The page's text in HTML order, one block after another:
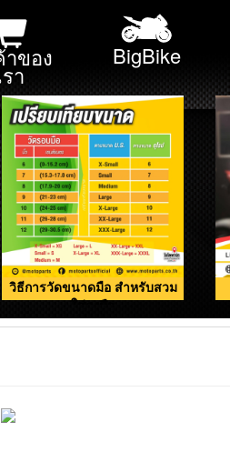
ของ
รา
BigBike
วิธีการวัดขนาดมือ สำหรับสวม
ใส่ถุงมือ